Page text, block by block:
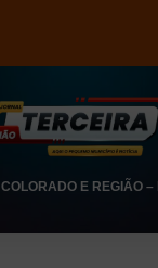
COLORADO E REGIÃO–